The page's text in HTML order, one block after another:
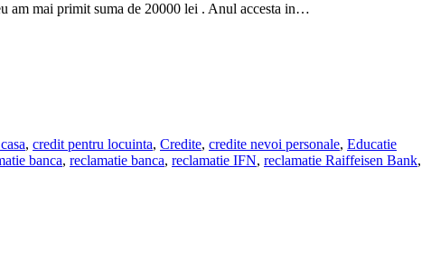
am mai primit suma de 20000 lei . Anul accesta in…
, credit pentru locuinta, Credite, credite nevoi personale, Educatie
banca, reclamatie banca, reclamatie IFN, reclamatie Raiffeisen Bank,